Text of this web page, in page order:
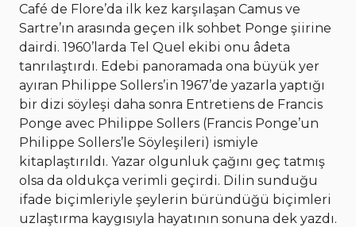
Café de Flore’da ilk kez karşılaşan Camus ve
Sartre’ın arasında geçen ilk sohbet Ponge şiirine
dairdi. 1960’larda Tel Quel ekibi onu âdeta
tanrılaştırdı. Edebi panoramada ona büyük yer
ayıran Philippe Sollers’in 1967’de yazarla yaptığı
bir dizi söyleşi daha sonra Entretiens de Francis
Ponge avec Philippe Sollers (Francis Ponge’un
Philippe Sollers’le Söyleşileri) ismiyle
kitaplaştırıldı. Yazar olgunluk çağını geç tatmış
olsa da oldukça verimli geçirdi. Dilin sunduğu
ifade biçimleriyle şeylerin büründüğü biçimleri
uzlaştırma kaygısıyla hayatının sonuna dek yazdı.